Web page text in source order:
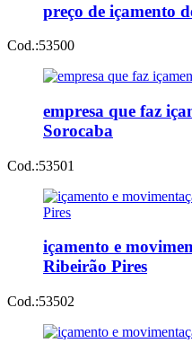
preço de içamento
Cod.:53500
empresa que faz
Sorocaba
Cod.:53501
içamento e
Ribeirão Pires
Cod.:53502